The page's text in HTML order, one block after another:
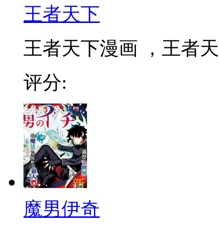
王者天下
王者天下漫画 ，王者
评分:
魔男伊奇